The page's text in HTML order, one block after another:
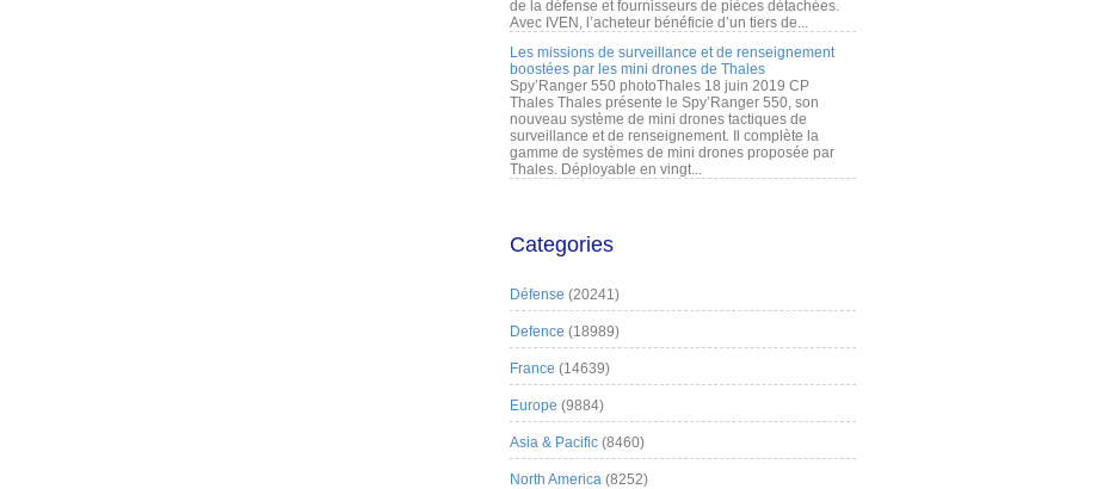
de la défense et fournisseurs de pièces détachées.
Avec IVEN, l’acheteur bénéficie d’un tiers de...
Les missions de surveillance et de renseignement
boostées par les mini drones de Thales
Spy’Ranger 550 photoThales 18 juin 2019 CP
Thales Thales présente le Spy’Ranger 550, son
nouveau système de mini drones tactiques de
surveillance et de renseignement. Il complète la
gamme de systèmes de mini drones proposée par
Thales. Déployable en vingt...
Categories
Défense (20241)
Defence (18989)
France (14639)
Europe (9884)
Asia & Pacific (8460)
North America (8252)